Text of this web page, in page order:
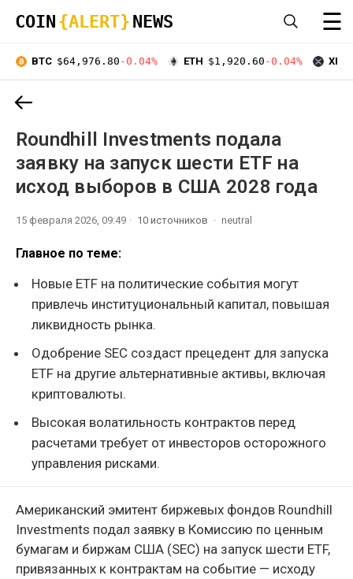
COIN {ALERT} NEWS ☰
BTC $64,976.80 -0.04% ETH $1,920.60 -0.04% XRP
Roundhill Investments подала
заявку на запуск шести ETF на
исход выборов в США 2028 года
15 февраля 2026, 09:49 10 источников neutral
Главное по теме:
Новые ETF на политические события могут
привлечь институциональный капитал, повышая
ликвидность рынка.
Одобрение SEC создаст прецедент для запуска
ETF на другие альтернативные активы, включая
криптовалюты.
Высокая волатильность контрактов перед
расчетами требует от инвесторов осторожного
управления рисками.
Американский эмитент биржевых фондов Roundhill
Investments подал заявку в Комиссию по ценным
бумагам и биржам США (SEC) на запуск шести ETF,
привязанных к контрактам на событие — исходу